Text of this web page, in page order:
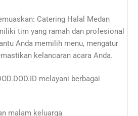
Catering Halal Medan
tim yang ramah dan profesional
Anda memilih menu, mengatur
kelancaran acara Anda.
melayani berbagai
malam keluarga